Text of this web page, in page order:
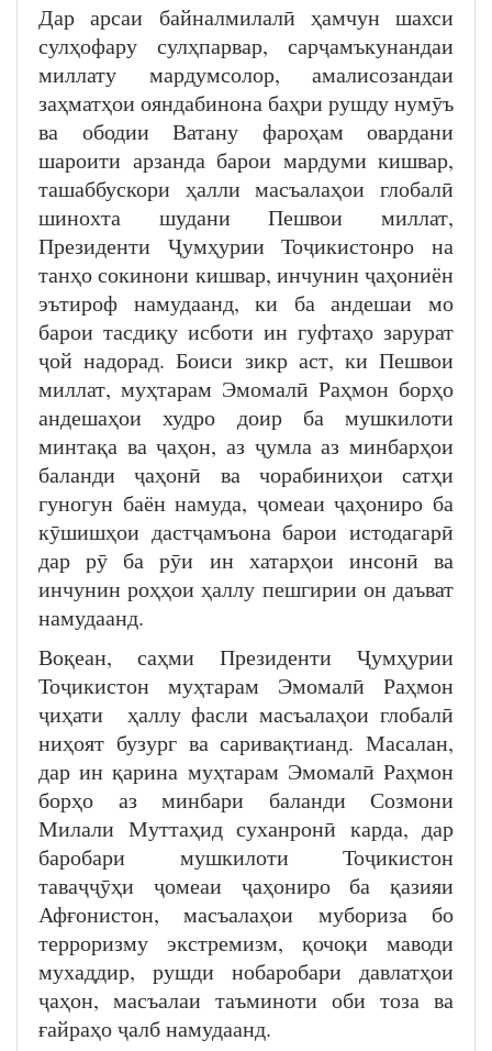
Дар арсаи байналмилалӣ ҳамчун шахси
сулҳофару сулҳпарвар, сарҷамъкунандаи
миллату мардумсолор, амалисозандаи
заҳматҳои ояндабинона баҳри рушду нумӯъ
ва ободии Ватану фароҳам овардани
шароити арзанда барои мардуми кишвар,
ташаббускори ҳалли масъалаҳои глобалӣ
шинохта шудани Пешвои миллат,
Президенти Ҷумҳурии Тоҷикистонро на
танҳо сокинони кишвар, инчунин ҷаҳониён
эътироф намудаанд, ки ба андешаи мо
барои тасдиқу исботи ин гуфтаҳо зарурат
ҷой надорад. Боиси зикр аст, ки Пешвои
миллат, муҳтарам Эмомалӣ Раҳмон борҳо
андешаҳои худро доир ба мушкилоти
минтақа ва ҷаҳон, аз ҷумла аз минбарҳои
баланди ҷаҳонӣ ва чорабиниҳои сатҳи
гуногун баён намуда, ҷомеаи ҷаҳониро ба
кӯшишҳои дастҷамъона барои истодагарӣ
дар рӯ ба рӯи ин хатарҳои инсонӣ ва
инчунин роҳҳои ҳаллу пешгирии он даъват
намудаанд.
Воқеан, саҳми Президенти Ҷумҳурии
Тоҷикистон муҳтарам Эмомалӣ Раҳмон
ҷиҳати ҳаллу фасли масъалаҳои глобалӣ
ниҳоят бузург ва саривақтианд. Масалан,
дар ин қарина муҳтарам Эмомалӣ Раҳмон
борҳо аз минбари баланди Созмони
Милали Муттаҳид суханронӣ карда, дар
баробари мушкилоти Тоҷикистон
таваҷҷӯҳи ҷомеаи ҷаҳониро ба қазияи
Афғонистон, масъалаҳои мубориза бо
терроризму экстремизм, қочоқи маводи
мухаддир, рушди нобаробари давлатҳои
ҷаҳон, масъалаи таъминоти оби тоза ва
ғайраҳо ҷалб намудаанд.